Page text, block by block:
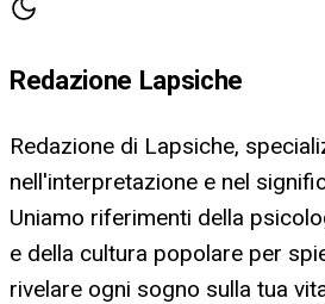
Redazione Lapsiche
Redazione di Lapsiche,
nell'interpretazione e nel
Uniamo riferimenti della
e della cultura popolare per
rivelare ogni sogno sulla tua